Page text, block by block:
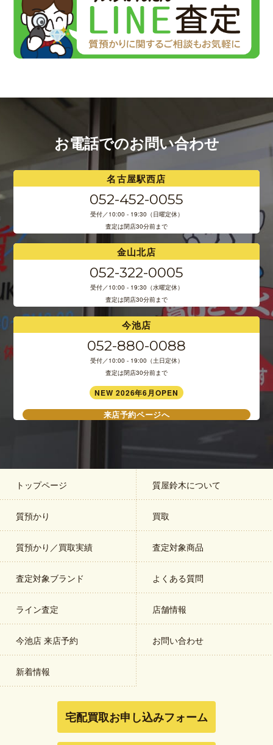
お電話でのお問い合わせ
名古屋駅西店
052-452-0055
受付／10:00 - 19:30（日曜定休）
査定は閉店30分前まで
金山北店
052-322-0005
受付／10:00 - 19:30（水曜定休）
査定は閉店30分前まで
今池店
052-880-0088
受付／10:00 - 19:00（土日定休）
査定は閉店30分前まで
NEW 2026年6月OPEN
来店予約ページへ
トップページ 質屋鈴木について
質預かり 買取
質預かり／買取実績 査定対象商品
査定対象ブランド よくある質問
ライン査定 店舗情報
今池店 来店予約 お問い合わせ
新着情報
宅配買取お申し込みフォーム